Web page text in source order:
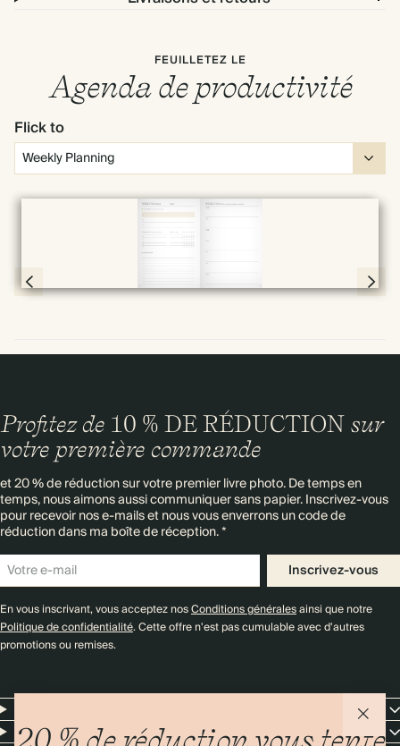
FEUILLETEZ LE
Agenda de productivité
Flick to
Plein écran
Page 30 & 31 of 192
Profitez de 10 % DE RÉDUCTION sur
votre première commande
et 20 % de réduction sur votre premier livre photo. De temps en
temps, nous aimons aussi communiquer sans papier. Inscrivez-vous
pour recevoir nos e-mails et nous vous enverrons un code de
réduction dans ma boîte de réception. *
Inscrivez-vous
En vous inscrivant, vous acceptez nosConditions généralesainsi que notre
Politique de confidentialité. Cette offre n'est pas cumulable avec d'autres
promotions ou remises.
Entreprise